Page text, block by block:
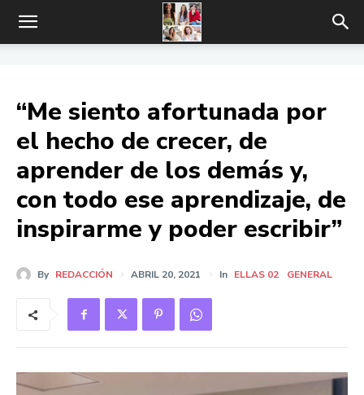
“Me siento afortunada por
el hecho de crecer, de
aprender de los demás y,
con todo ese aprendizaje, de
inspirarme y poder escribir”
By REDACCIÓN ABRIL 20, 2021 In ELLAS 02 GENERAL